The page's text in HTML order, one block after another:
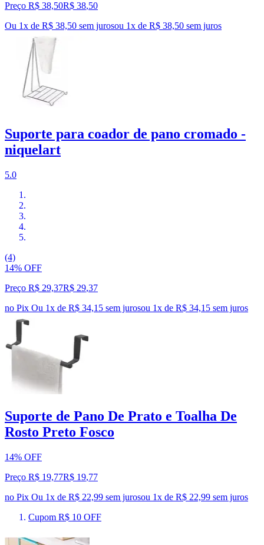
Preço R$ 38,50R$ 38,50
Ou 1x de R$ 38,50 sem jurosou 1x de R$ 38,50 sem juros
Suporte para coador de pano cromado -
niquelart
5.0
(4)
14% OFF
Preço R$ 29,37R$ 29,37
no Pix Ou 1x de R$ 34,15 sem jurosou 1x de R$ 34,15 sem juros
Suporte de Pano De Prato e Toalha De
Rosto Preto Fosco
14% OFF
Preço R$ 19,77R$ 19,77
no Pix Ou 1x de R$ 22,99 sem jurosou 1x de R$ 22,99 sem juros
Cupom R$ 10 OFF